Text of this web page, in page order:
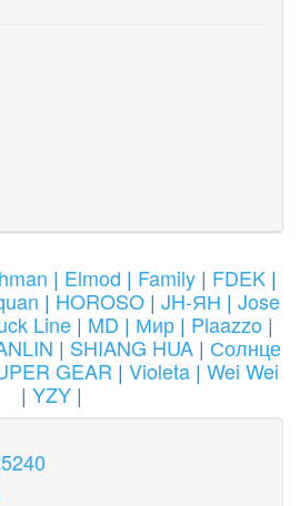
| Elmod | Family| FDEK|
|HOROSO | JH-ЯН | Jose
Line | MD | Мир| Plaazzo |
| SHIANG HUA| Солнце
GEAR | Violeta |Wei Wei
| YZY|